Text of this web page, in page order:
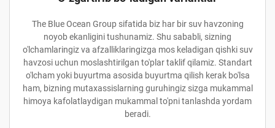
The Blue Ocean Group sifatida biz har bir suv havzoning
noyob ekanligini tushunamiz. Shu sababli, sizning
o'lchamlaringiz va afzalliklaringizga mos keladigan qishki suv
havzosi uchun moslashtirilgan to'plar taklif qilamiz. Standart
o'lcham yoki buyurtma asosida buyurtma qilish kerak bo'lsa
ham, bizning mutaxassislarning guruhingiz sizga mukammal
himoya kafolatlaydigan mukammal to'pni tanlashda yordam
beradi.